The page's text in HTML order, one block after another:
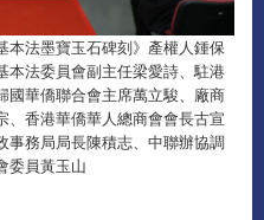
本法墨寶玉石碑刻》產權人鍾保
本法委員會副主任梁愛詩、駐港
國華僑聯合會主席萬立駿、廠商
、香港華僑華人總商會會長古宣
事務局局長陳積志、中聯辦協調
委員黃玉山